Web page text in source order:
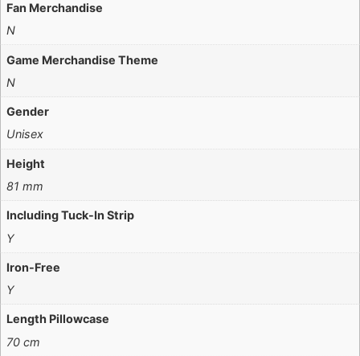
Fan Merchandise
N
Game Merchandise Theme
N
Gender
Unisex
Height
81 mm
Including Tuck-In Strip
Y
Iron-Free
Y
Length Pillowcase
70 cm